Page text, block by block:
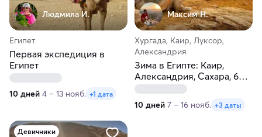
Людмила И.
Египет
Первая экспедиция в
Египет
10 дней 4 – 13 нояб. +1 дата
Максим H.
Хургада, Каир, Луксор,
Александрия
Зима в Египте: Каир,
Александрия, Сахара, 6
пирамид, Луксор и море!
10 дней 7 – 16 нояб. +3 даты
Девичники